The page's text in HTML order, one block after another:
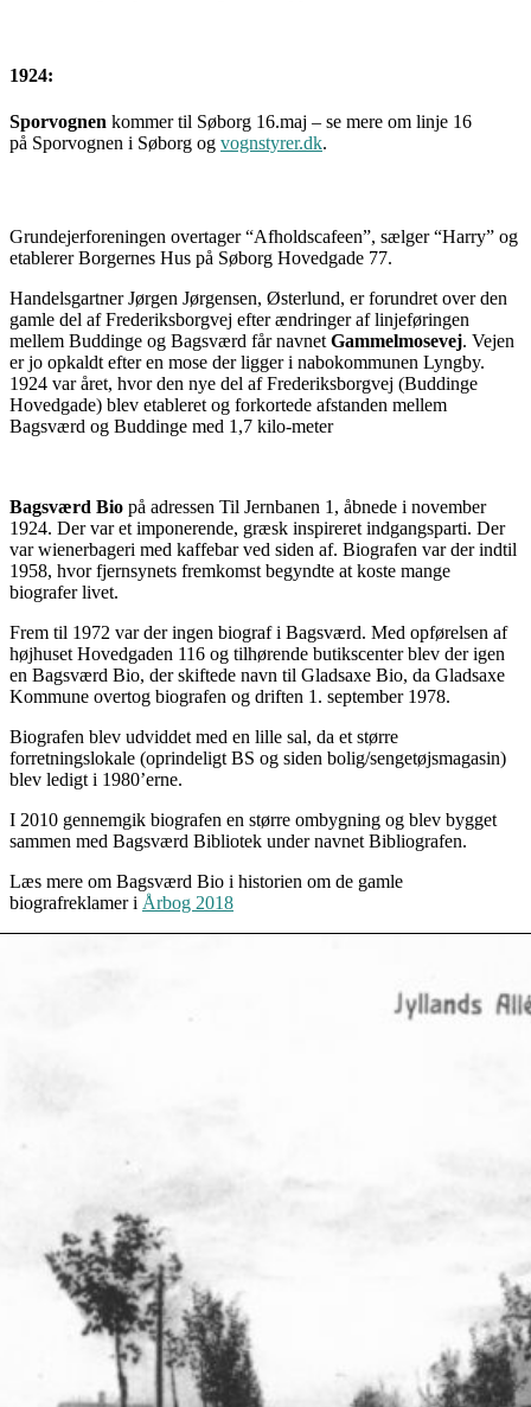
1924:
Sporvognen kommer til Søborg 16.maj – se mere om linje 16
på Sporvognen i Søborg og vognstyrer.dk.
Grundejerforeningen overtager “Afholdscafeen”, sælger “Harry” og
etablerer Borgernes Hus på Søborg Hovedgade 77.
Handelsgartner Jørgen Jørgensen, Østerlund, er forundret over den
gamle del af Frederiksborgvej efter ændringer af linjeføringen
mellem Buddinge og Bagsværd får navnet Gammelmosevej. Vejen
er jo opkaldt efter en mose der ligger i nabokommunen Lyngby.
1924 var året, hvor den nye del af Frederiksborgvej (Buddinge
Hovedgade) blev etableret og forkortede afstanden mellem
Bagsværd og Buddinge med 1,7 kilo-meter
Bagsværd Bio på adressen Til Jernbanen 1, åbnede i november
1924. Der var et imponerende, græsk inspireret indgangsparti. Der
var wienerbageri med kaffebar ved siden af. Biografen var der indtil
1958, hvor fjernsynets fremkomst begyndte at koste mange
biografer livet.
Frem til 1972 var der ingen biograf i Bagsværd. Med opførelsen af
højhuset Hovedgaden 116 og tilhørende butikscenter blev der igen
en Bagsværd Bio, der skiftede navn til Gladsaxe Bio, da Gladsaxe
Kommune overtog biografen og driften 1. september 1978.
Biografen blev udviddet med en lille sal, da et større
forretningslokale (oprindeligt BS og siden bolig/sengetøjsmagasin)
blev ledigt i 1980’erne.
I 2010 gennemgik biografen en større ombygning og blev bygget
sammen med Bagsværd Bibliotek under navnet Bibliografen.
Læs mere om Bagsværd Bio i historien om de gamle
biografreklamer i Årbog 2018